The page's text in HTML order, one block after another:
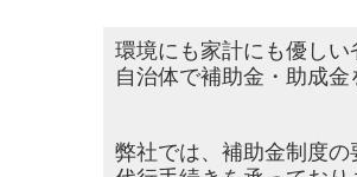
環境にも家計にも優し
自治体で補助金・助成金
弊社では、補助金制度